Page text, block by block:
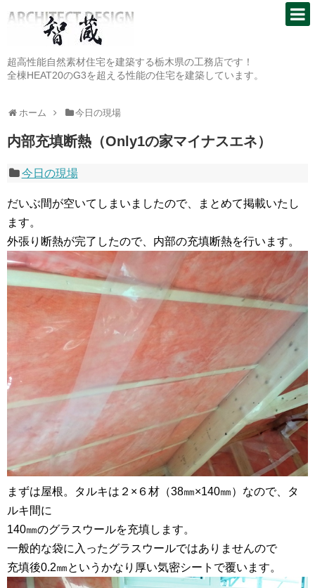
超高性能自然素材住宅を建築する栃木県の工務店です！
全棟HEAT20のG3を超える性能の住宅を建築しています。
ホーム 今日の現場
内部充填断熱（Only1の家マイナスエネ）
今日の現場
だいぶ間が空いてしまいましたので、まとめて掲載いたし
ます。
外張り断熱が完了したので、内部の充填断熱を行います。
まずは屋根。タルキは２×６材（38㎜×140㎜）なので、タ
ルキ間に
140㎜のグラスウールを充填します。
一般的な袋に入ったグラスウールではありませんので
充填後0.2㎜というかなり厚い気密シートで覆います。